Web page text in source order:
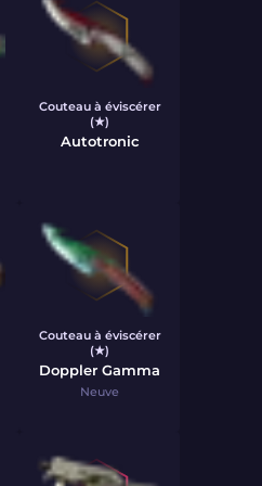
Couteau à éviscérer
(★)
Autotronic
Couteau à éviscérer
(★)
Doppler Gamma
Neuve